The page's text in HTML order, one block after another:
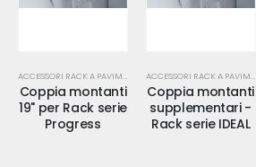
ACCESSORI RACK A PAVIMENTO
Coppia montanti
19" per Rack serie
Progress
ACCESSORI RACK A PAVIMENTO
Coppia montanti
supplementari -
Rack serie IDEAL